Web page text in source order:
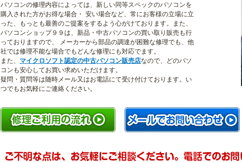
パソコンの修理内容によっては、新しい同等スペックのパソコンを
購入された方がお得な場合・ 安い場合など、常にお客様の立場に立
った、もっとも最善のご提案をするよう心がけております。また、
パソコンショップ９９は、新品・中古パソコンの買い取り販売も行
っておりますので、 メーカーから部品の調達が困難な修理でも、他
社では修理不能な場合でもどんな修理にも対応でます。
また、 マイクロソフト認定の中古パソコン販売店なので、どのパソ
コンも安心してお買い求めいただけます。
疑問・質問等は随時メール又はお電話にて受け付けております。い
つでもお気軽にご連絡ください。